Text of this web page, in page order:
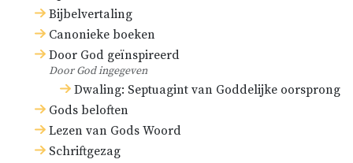
Bijbelvertaling
Canonieke boeken
Door God geïnspireerd
Door God ingegeven
Dwaling: Septuagint van Goddelijke oorsprong
Gods beloften
Lezen van Gods Woord
Schriftgezag